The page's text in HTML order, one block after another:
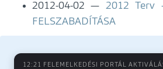
2012-04-02
2012 Terv
FELSZABADÍTÁSA
12:21 FELEMELKEDÉSI PORTÁL